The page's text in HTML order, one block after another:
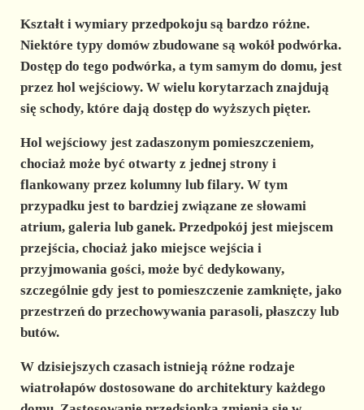
Kształt i wymiary przedpokoju są bardzo różne.
Niektóre typy domów zbudowane są wokół podwórka.
Dostęp do tego podwórka, a tym samym do domu, jest
przez hol wejściowy. W wielu korytarzach znajdują
się schody, które dają dostęp do wyższych pięter.
Hol wejściowy jest zadaszonym pomieszczeniem,
chociaż może być otwarty z jednej strony i
flankowany przez kolumny lub filary. W tym
przypadku jest to bardziej związane ze słowami
atrium, galeria lub ganek. Przedpokój jest miejscem
przejścia, chociaż jako miejsce wejścia i
przyjmowania gości, może być dedykowany,
szczególnie gdy jest to pomieszczenie zamknięte, jako
przestrzeń do przechowywania parasoli, płaszczy lub
butów.
W dzisiejszych czasach istnieją różne rodzaje
wiatrołapów dostosowane do architektury każdego